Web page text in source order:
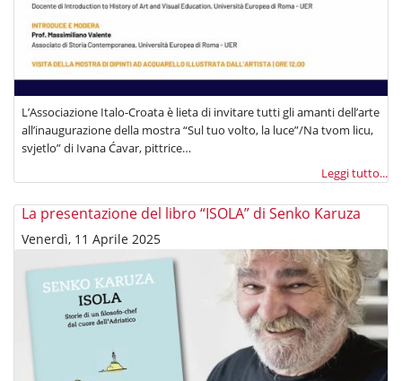
L’Associazione Italo-Croata è lieta di invitare tutti gli amanti dell’arte
all’inaugurazione della mostra “Sul tuo volto, la luce”/Na tvom licu,
svjetlo” di Ivana Ćavar, pittrice…
Leggi tutto...
La presentazione del libro “ISOLA” di Senko Karuza
Venerdì, 11 Aprile 2025